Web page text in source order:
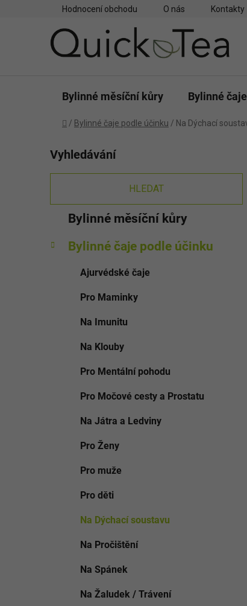
Hodnocení obchodu O nás Kontakty
Bylinné měsíční kůry Bylinné
Domů
/ Bylinné čaje podle účinku / Na Dýchací
o
s
r
n
Vyhledávání
HLEDAT
kategorie
e
Bylinné měsíční kůry
Bylinné čaje podle účinku
Ajurvédské čaje
Pro Maminky
Na Imunitu
Na Klouby
Pro Mentální pohodu
Pro Močové cesty a Prostatu
Na Játra a Ledviny
Pro Ženy
Pro muže
Pro děti
Na Dýchací soustavu
Na Pročištění
Na Spánek
Na Žaludek / Trávení